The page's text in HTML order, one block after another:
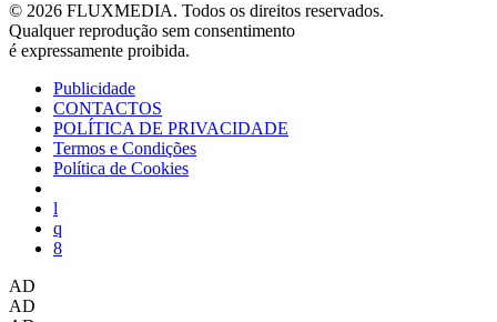
© 2026 FLUXMEDIA. Todos os direitos reservados.
Qualquer reprodução sem consentimento
é expressamente proibida.
Publicidade
CONTACTOS
POLÍTICA DE PRIVACIDADE
Termos e Condições
Política de Cookies
AD
AD